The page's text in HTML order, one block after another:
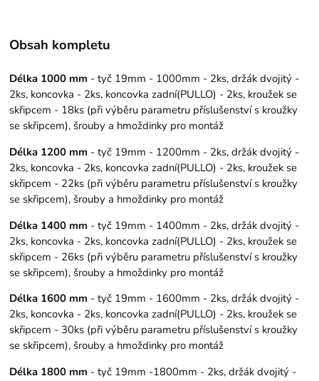
Obsah kompletu
Délka 1000 mm - tyč 19mm - 1000mm - 2ks, držák dvojitý -
2ks, koncovka - 2ks, koncovka zadní(PULLO) - 2ks, kroužek se
skřipcem - 18ks (při výběru parametru příslušenství s kroužky
se skřipcem), šrouby a hmoždinky pro montáž
Délka 1200 mm - tyč 19mm - 1200mm - 2ks, držák dvojitý -
2ks, koncovka - 2ks, koncovka zadní(PULLO) - 2ks, kroužek se
skřipcem - 22ks (při výběru parametru příslušenství s kroužky
se skřipcem), šrouby a hmoždinky pro montáž
Délka 1400 mm - tyč 19mm - 1400mm - 2ks, držák dvojitý -
2ks, koncovka - 2ks, koncovka zadní(PULLO) - 2ks, kroužek se
skřipcem - 26ks (při výběru parametru příslušenství s kroužky
se skřipcem), šrouby a hmoždinky pro montáž
Délka 1600 mm - tyč 19mm - 1600mm - 2ks, držák dvojitý -
2ks, koncovka - 2ks, koncovka zadní(PULLO) - 2ks, kroužek se
skřipcem - 30ks (při výběru parametru příslušenství s kroužky
se skřipcem), šrouby a hmoždinky pro montáž
Délka 1800 mm - tyč 19mm -1800mm - 2ks, držák dvojitý -